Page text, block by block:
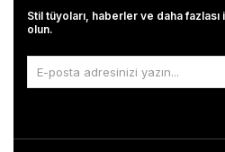
Stil tüyoları, haberler ve daha
olun.